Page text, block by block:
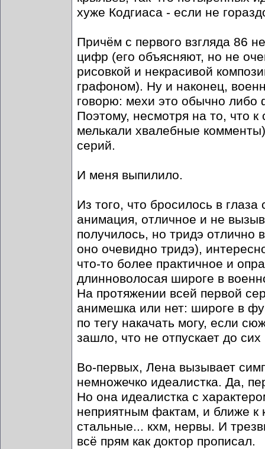
хуже Кодгиаса - если не
Причём с первого взгляда 86
цифр (его объясняют, но не
рисовкой и некрасивой
графоном). Ну и наконец,
говорю: мехи это обычно либо
Поэтому, несмотря на то, что
мелькали хвалебные
серий.
И меня выпилило.
Из того, что бросилось в
анимация, отличное и не
получилось, но тридэ отлично
оно очевидно тридэ),
что-то более практичное и
длинноволосая широге в
На протяжении всей первой
анимешка или нет: широге в
по тегу накачать могу, если
зашло, что не отпускает до сих
Во-первых, Лена вызывает
немножечко идеалистка. Да,
Но она идеалистка с
неприятным фактам, и ближе к
стальные... кхм, нервы. И
всё прям как доктор прописал.